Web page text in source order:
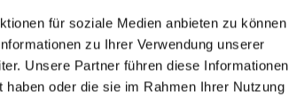
für soziale Medien anbieten zu können
zu Ihrer Verwendung unserer
Unsere Partner führen diese Informationen
oder die sie im Rahmen Ihrer Nutzung